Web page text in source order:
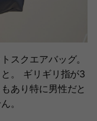
スクエアバッグ。
。 ギリギリ指が3
あり特に男性だと
。